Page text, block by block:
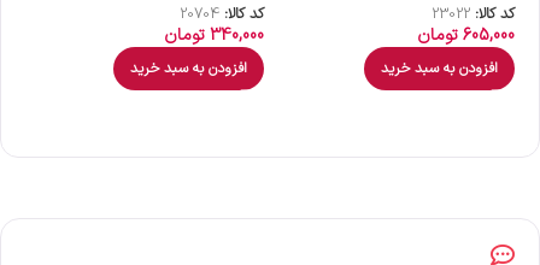
کد کالا: 23022
605,000تومان
افزودن به سبد خرید
کد کالا: 20704
340,000تومان
افزودن به سبد خرید